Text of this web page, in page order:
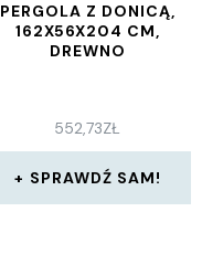
PERGOLA Z DONICĄ,
162X56X204 CM,
DREWNO
552,73ZŁ
SPRAWDŹ SAM!